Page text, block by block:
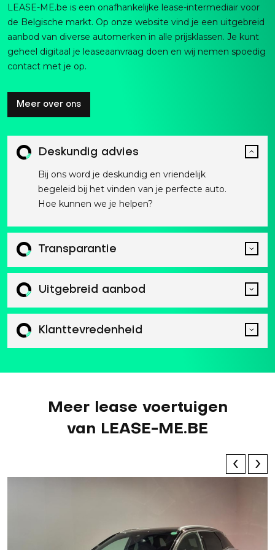
LEASE-ME.be is een onafhankelijke lease-intermediair voor
de Belgische markt. Op onze website vind je een uitgebreid
aanbod van diverse automerken in alle prijsklassen. Je kunt
geheel digitaal je leaseaanvraag doen en wij nemen spoedig
contact met je op.
Meer over ons
Deskundig advies
Bij ons word je deskundig en vriendelijk
begeleid bij het vinden van je perfecte auto.
Hoe kunnen we je helpen?
Transparantie
Uitgebreid aanbod
Klanttevredenheid
Meer lease voertuigen
van LEASE-ME.BE